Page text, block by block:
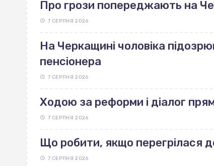
Про грози попереджають на
7 СЕРПНЯ 2026
На Черкащині чоловіка
пенсіонера
7 СЕРПНЯ 2026
Ходою за реформи і діалог
7 СЕРПНЯ 2026
Що робити, якщо перегрілася
7 СЕРПНЯ 2026